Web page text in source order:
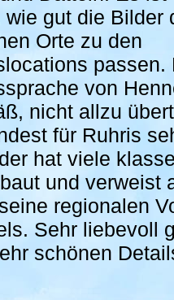
gut die Bilder
Orte zu den
passen.
von
nicht allzu
für Ruhris
hat viele
und verweist
regionalen
Sehr liebevoll
schönen